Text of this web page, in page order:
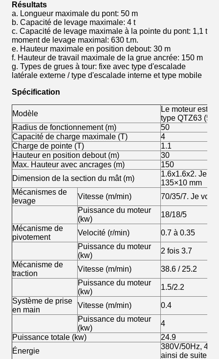
Résultats
a. Longueur maximale du pont: 50 m
b. Capacité de levage maximale: 4 t
c. Capacité de levage maximale à la pointe du pont: 1,1 t
moment de levage maximal: 630 t.m.
e. Hauteur maximale en position debout: 30 m
f. Hauteur de travail maximale de la grue ancrée: 150 m
g. Types de grues à tour: fixe avec type d'escalade
latérale externe / type d'escalade interne et type mobile
Spécification
Modèle
Le moteur est
type QTZ63
Radius de fonctionnement (m)
50
Capacité de charge maximale (T)
4
Charge de pointe (T)
1.1
Hauteur en position debout (m)
30
Max. Hauteur avec ancrages (m)
150
Dimension de la section du mât (m)
1.6x1.6x2. Je
135×10 mm
Mécanismes de
levage
Vitesse (m/min)
70/35/7. Je
Puissance du moteur
(kw)
18/18/5
Mécanisme de
pivotement
Velocité (r/min)
0.7 à 0.35
Puissance du moteur
(kw)
2 fois 3.7
Mécanisme de
traction
Vitesse (m/min)
38.6 / 25.2
Puissance du moteur
(kw)
1.5/2.2
Système de prise
en main
Vitesse (m/min)
0.4
Puissance du moteur
(kw)
4
Puissance totale (kw)
24.9
Énergie
380V/50Hz,
ainsi de suite